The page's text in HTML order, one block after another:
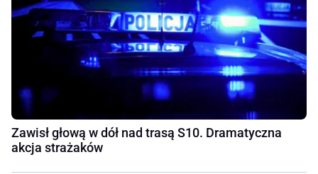
Zawisł głową w dół nad trasą S10. Dramatyczna
akcja strażaków